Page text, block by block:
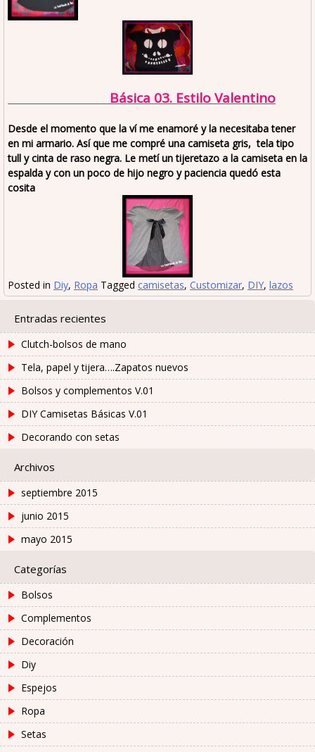
Básica 03. Estilo Valentino
Desde el momento que la ví me enamoré y la necesitaba tener
en mi armario. Así que me compré una camiseta gris, tela tipo
tull y cinta de raso negra. Le metí un tijeretazo a la camiseta en la
espalda y con un poco de hijo negro y paciencia quedó esta
cosita
Posted in Diy, Ropa Tagged camisetas, Customizar, DIY, lazos
Entradas recientes
Clutch-bolsos de mano
Tela, papel y tijera….Zapatos nuevos
Bolsos y complementos V.01
DIY Camisetas Básicas V.01
Decorando con setas
Archivos
septiembre 2015
junio 2015
mayo 2015
Categorías
Bolsos
Complementos
Decoración
Diy
Espejos
Ropa
Setas